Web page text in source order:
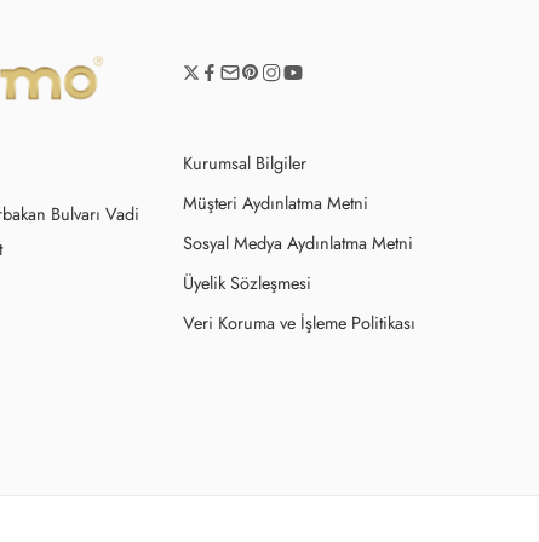
Bulvarı Vadi
Kurumsal Bilgiler
Müşteri Aydınlatma Metni
Sosyal Medya Aydınlatma Metni
Üyelik Sözleşmesi
Veri Koruma ve İşleme Politikası